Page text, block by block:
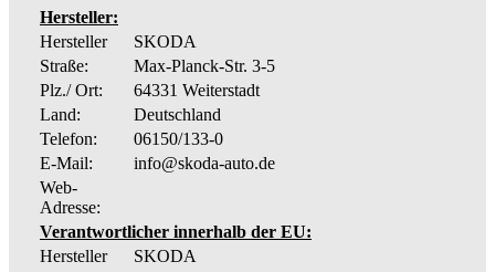
Hersteller:
Hersteller
SKODA
Straße:
Max-Planck-Str. 3-5
Plz./ Ort:
64331 Weiterstadt
Land:
Deutschland
Telefon:
06150/133-0
E-Mail:
info@skoda-auto.de
Web-
Adresse:
Verantwortlicher innerhalb der EU:
Hersteller
SKODA